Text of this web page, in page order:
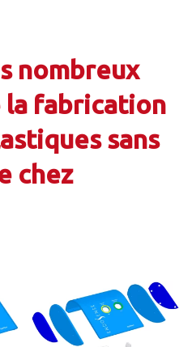
nombreux
la fabrication
sans
chez